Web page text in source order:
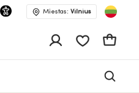
Miestas: Vilnius
Pageidavimų